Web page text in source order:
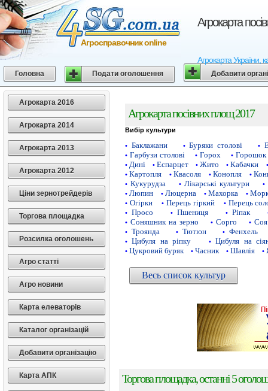
Агрокарта
Агрокарта України,
Агросправочник online
Головна Подати оголошення Добавити
Агрокарта 2016
Агрокарта 2014
Агрокарта 2013
Агрокарта 2012
Ціни зернотрейдерів
Торгова площадка
Розсилка оголошень
Агро статті
Агро новини
Карта елеваторів
Каталог організацій
Добавити організацію
Карта АПК
Агрокарта посівних площ 2017
Вибір культури
• Баклажани • Буряки столові •
• Гарбузи столові • Горох • Горошок
• Дині • Еспарцет • Жито • Кабачки
•
• Картопля • Квасоля • Конопля •
• Кукурудза • Лікарські культури
•
• Люпин • Люцерна • Махорка •
• Огірки • Перець гіркий • Перець
• Просо • Пшениця • Ріпак
• Соняшник на зерно • Сорго • Соя
• Троянда • Тютюн • Фенхель
• Цибуля на ріпку • Цибуля на
• Цукровий буряк • Часник • Шавлія •
Весь список культур
Торгова площадка, останні 5